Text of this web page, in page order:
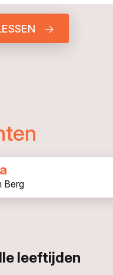
Berg
leeftijden